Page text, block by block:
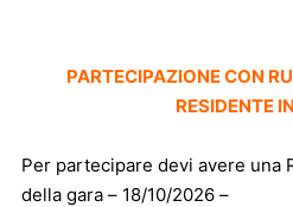
PARTECIPAZIONE CON
RESIDENTE
Per partecipare devi avere una
della gara – 18/10/2026 –